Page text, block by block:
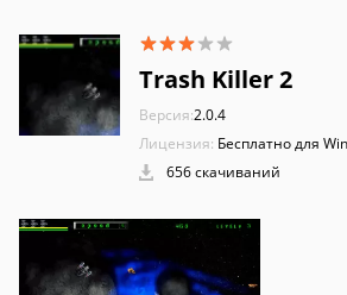
Trash Killer 2
Версия:2.0.4
Лицензия: Бесплатно для
656 скачиваний